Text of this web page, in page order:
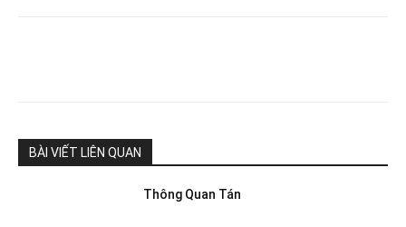
BÀI VIẾT LIÊN QUAN
Thông Quan Tán